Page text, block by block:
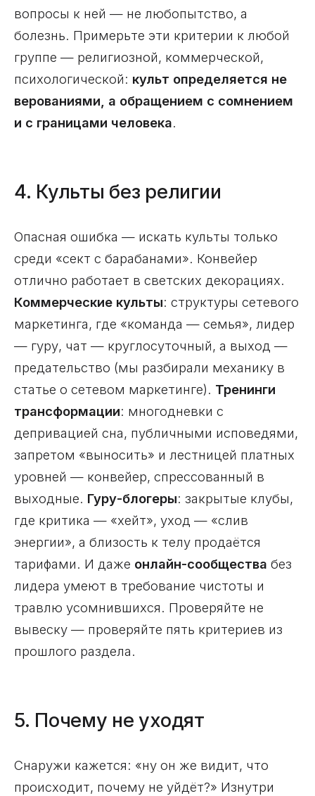
вопросы к ней — не любопытство, а
болезнь. Примерьте эти критерии к любой
группе — религиозной, коммерческой,
психологической: культ определяется не
верованиями, а обращением с сомнением
и с границами человека.
4. Культы без религии
Опасная ошибка — искать культы только
среди «сект с барабанами». Конвейер
отлично работает в светских декорациях.
Коммерческие культы: структуры сетевого
маркетинга, где «команда — семья», лидер
— гуру, чат — круглосуточный, а выход —
предательство (мы разбирали механику в
статье о сетевом маркетинге). Тренинги
трансформации: многодневки с
депривацией сна, публичными исповедями,
запретом «выносить» и лестницей платных
уровней — конвейер, спрессованный в
выходные. Гуру-блогеры: закрытые клубы,
где критика — «хейт», уход — «слив
энергии», а близость к телу продаётся
тарифами. И даже онлайн-сообщества без
лидера умеют в требование чистоты и
травлю усомнившихся. Проверяйте не
вывеску — проверяйте пять критериев из
прошлого раздела.
5. Почему не уходят
Снаружи кажется: «ну он же видит, что
происходит, почему не уйдёт?» Изнутри